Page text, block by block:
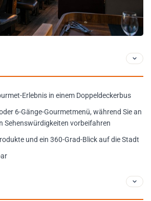
Erlebnis in einem Doppeldeckerbus
6-Gänge-Gourmetmenü, während Sie an
Sehenswürdigkeiten vorbeifahren
und ein 360-Grad-Blick auf die Stadt